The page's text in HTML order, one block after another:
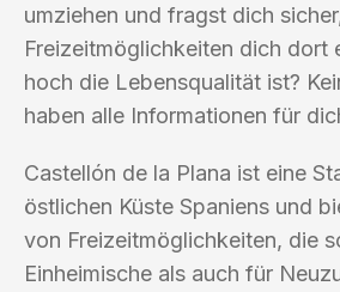
umziehen und fragst dich
Freizeitmöglichkeiten dich dort
hoch die Lebensqualität ist?
haben alle Informationen für
Castellón de la Plana ist eine
östlichen Küste Spaniens und
von Freizeitmöglichkeiten, die
Einheimische als auch für